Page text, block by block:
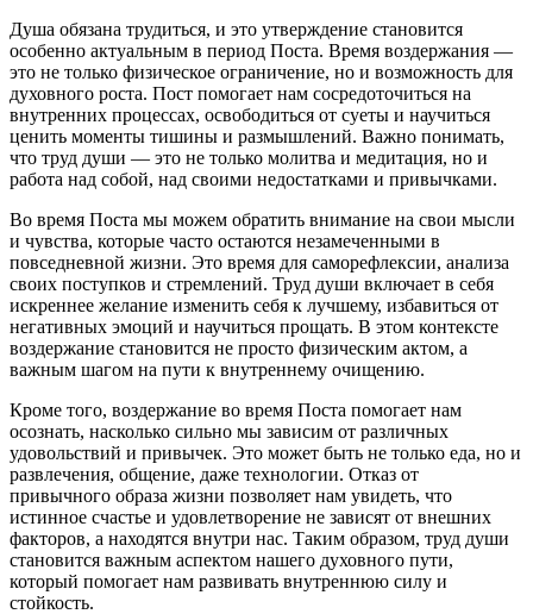
Душа обязана трудиться, и это утверждение становится
особенно актуальным в период Поста. Время воздержания —
это не только физическое ограничение, но и возможность для
духовного роста. Пост помогает нам сосредоточиться на
внутренних процессах, освободиться от суеты и научиться
ценить моменты тишины и размышлений. Важно понимать,
что труд души — это не только молитва и медитация, но и
работа над собой, над своими недостатками и привычками.
Во время Поста мы можем обратить внимание на свои мысли
и чувства, которые часто остаются незамеченными в
повседневной жизни. Это время для саморефлексии, анализа
своих поступков и стремлений. Труд души включает в себя
искреннее желание изменить себя к лучшему, избавиться от
негативных эмоций и научиться прощать. В этом контексте
воздержание становится не просто физическим актом, а
важным шагом на пути к внутреннему очищению.
Кроме того, воздержание во время Поста помогает нам
осознать, насколько сильно мы зависим от различных
удовольствий и привычек. Это может быть не только еда, но и
развлечения, общение, даже технологии. Отказ от
привычного образа жизни позволяет нам увидеть, что
истинное счастье и удовлетворение не зависят от внешних
факторов, а находятся внутри нас. Таким образом, труд души
становится важным аспектом нашего духовного пути,
который помогает нам развивать внутреннюю силу и
стойкость.